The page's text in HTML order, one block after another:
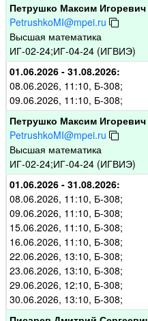
Петрушко Максим Игоревич
PetrushkoMI@mpei.ru
Высшая математика
ИГ-02-24;ИГ-04-24 (ИГВИЭ)
01.06.2026 - 31.08.2026:
08.06.2026, 11:10, Б-308;
09.06.2026, 11:10, Б-308;
Петрушко Максим Игоревич
PetrushkoMI@mpei.ru
Высшая математика
ИГ-02-24;ИГ-04-24 (ИГВИЭ)
01.06.2026 - 31.08.2026:
08.06.2026, 11:10, Б-308;
09.06.2026, 11:10, Б-308;
15.06.2026, 11:10, Б-308;
16.06.2026, 11:10, Б-308;
22.06.2026, 13:10, Б-308;
23.06.2026, 13:10, Б-308;
29.06.2026, 12:10, Б-308;
30.06.2026, 13:10, Б-308;